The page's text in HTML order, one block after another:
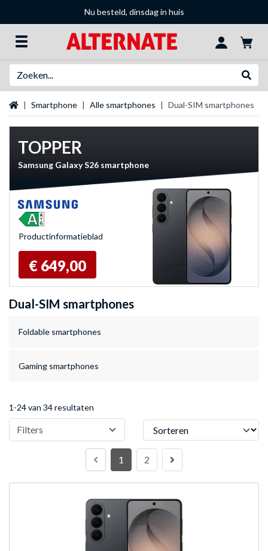
Nu besteld, dinsdag in huis
StartpaginaSmartphone Alle smartphones Dual-SIM smartphones
TOPPER
Samsung Galaxy S26 smartphone
Product­informatieblad
€ 649,00
Dual-SIM smartphones
Foldable smartphones
Gaming smartphones
1-24 van 34 resultaten
Filters Sorteren
1 2